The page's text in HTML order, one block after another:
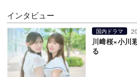
インタビュー
国内ドラマ
川﨑桜×小川
る